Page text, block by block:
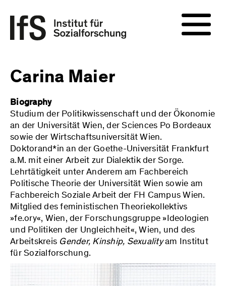
Carina Maier
Biography
Studium der Politikwissenschaft und der Ökonomie
an der Universität Wien, der Sciences Po Bordeaux
sowie der Wirtschaftsuniversität Wien.
Doktorand*in an der Goethe-Universität Frankfurt
a.M. mit einer Arbeit zur Dialektik der Sorge.
Lehrtätigkeit unter Anderem am Fachbereich
Politische Theorie der Universität Wien sowie am
Fachbereich Soziale Arbeit der FH Campus Wien.
Mitglied des feministischen Theoriekollektivs
»fe.ory«, Wien, der Forschungsgruppe »Ideologien
und Politiken der Ungleichheit«, Wien, und des
Arbeitskreis Gender, Kinship, Sexualityam Institut
für Sozialforschung.